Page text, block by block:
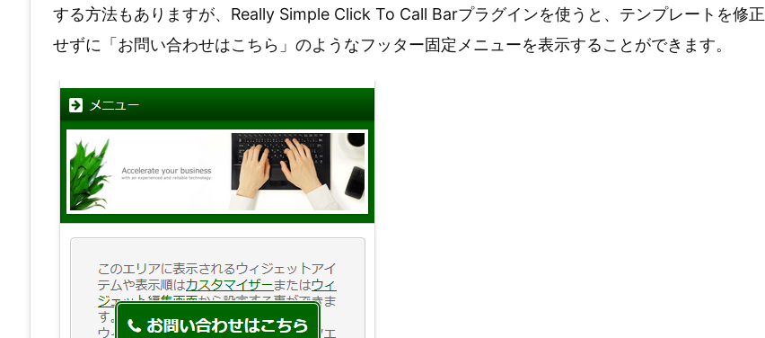
する方法もありますが、Really Simple Click To Call Barプラグインを使うと、テンプレートを修正
せずに「お問い合わせはこちら」のようなフッター固定メニューを表示することができます。